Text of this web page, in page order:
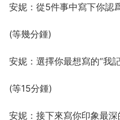
安妮：從5件事中寫下你認
(等幾分鍾)
安妮：選擇你最想寫的“我
(等15分鍾)
安妮：接下來寫你印象最